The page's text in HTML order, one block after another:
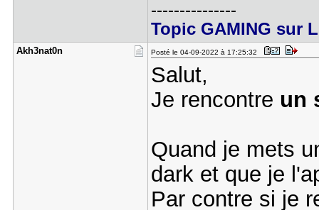
---------------
Topic GAMING sur
Akh3nat0n Posté le 04-09-2022 à 17:25:32
Salut,
Je rencontre un
Quand je mets
dark et que je
Par contre si je